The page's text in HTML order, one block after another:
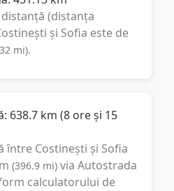
(distanța
și Sofia este de
mi).
638.7 km (8 ore și 15
între Costinești și Sofia
(396.9 mi) via Autostrada
calculatorului de